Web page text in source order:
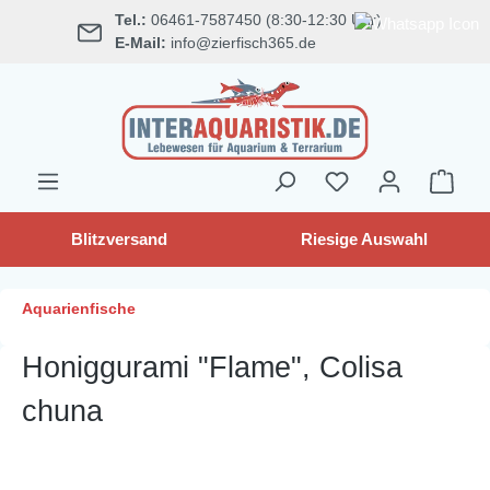
springen Tel.: 06461-7587450 (8:30-12:30 Uhr)
E-Mail: info@zierfisch365.de
Blitzversand Riesige Auswahl
Aquarienfische
Honiggurami "Flame", Colisa
chuna